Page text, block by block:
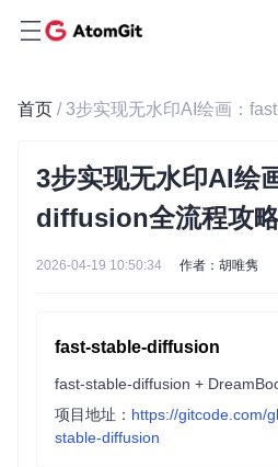
首页
3步实现无水印AI绘
diffusion全流程攻
2026-04-19 10:50:34 作者：胡唯隽
fast-stable-diffusion
fast-stable-diffusion +
项目地址： https://gitcode.com/
stable-diffusion